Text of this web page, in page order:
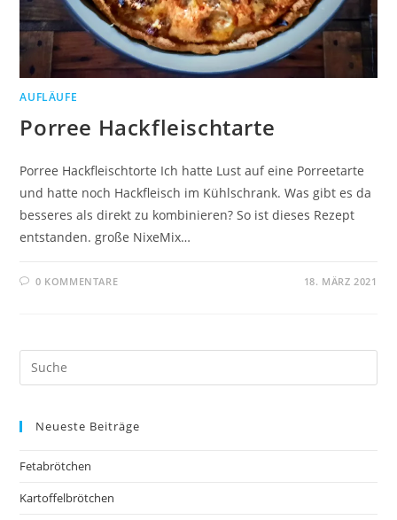
AUFLÄUFE
Porree Hackfleischtarte
Porree Hackfleischtorte Ich hatte Lust auf eine Porreetarte
und hatte noch Hackfleisch im Kühlschrank. Was gibt es da
besseres als direkt zu kombinieren? So ist dieses Rezept
entstanden. große NixeMix…
0 KOMMENTARE 18. MÄRZ 2021
Neueste Beiträge
Fetabrötchen
Kartoffelbrötchen